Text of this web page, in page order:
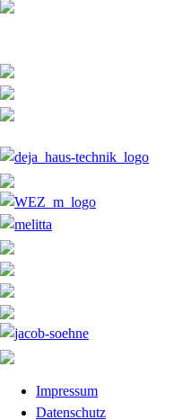
Impressum
Datenschutz